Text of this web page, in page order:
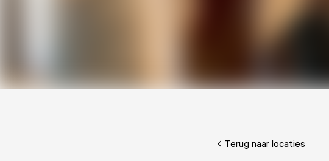
Terug naar locaties